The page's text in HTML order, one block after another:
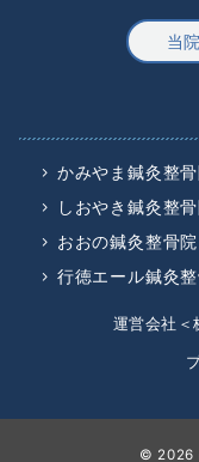
当
かみやま鍼灸整
しおやき鍼灸整
おおの鍼灸整骨院
行徳エール鍼灸
運営会社＜
© 2026